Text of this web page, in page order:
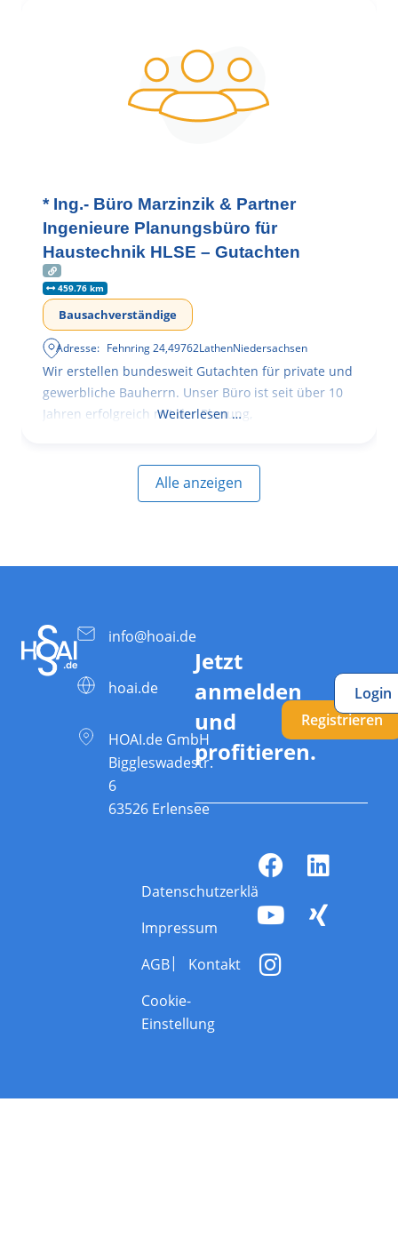
* Ing.- Büro Marzinzik & Partner
Ingenieure Planungsbüro für
Haustechnik HLSE – Gutachten
459.76 km
Bausachverständige
Adresse: Fehnring 24,49762LathenNiedersachsen
Wir erstellen bundesweit Gutachten für private und
gewerbliche Bauherrn. Unser Büro ist seit über 10
Jahren erfolgreich mit der Planung,
Weiterlesen …
Alle anzeigen
info@hoai.de
hoai.de
HOAI.de GmbH
Biggleswadestr.
6
63526 Erlensee
Jetzt
anmelden
und
profitieren.
Registrieren
Login
Datenschutzerklärung
Impressum
AGB
Kontakt
Cookie-
Einstellung